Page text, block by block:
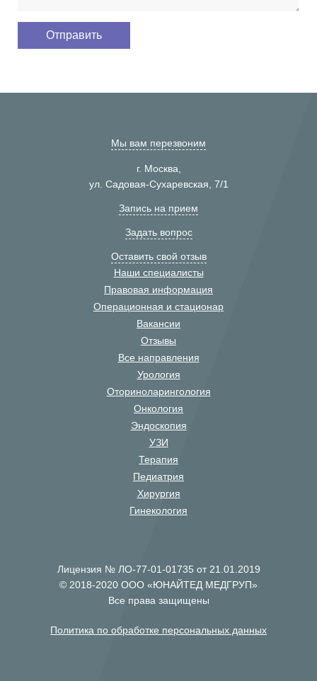
Мы вам перезвоним
г. Москва,
ул. Садовая-Сухаревская, 7/1
Запись на прием
Задать вопрос
Оставить свой отзыв
Наши специалисты
Правовая информация
Операционная и стационар
Вакансии
Отзывы
Все направления
Урология
Оториноларингология
Онкология
Эндоскопия
УЗИ
Терапия
Педиатрия
Хирургия
Гинекология
Лицензия № ЛО-77-01-01735 от 21.01.2019
© 2018-2020 ООО «ЮНАЙТЕД МЕДГРУП»
Все права защищены
Политика по обработке персональных данных